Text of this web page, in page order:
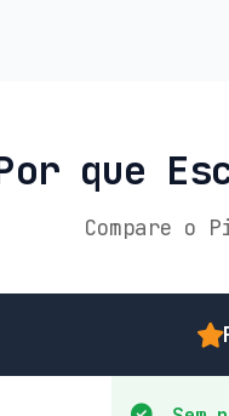
que
Compare o